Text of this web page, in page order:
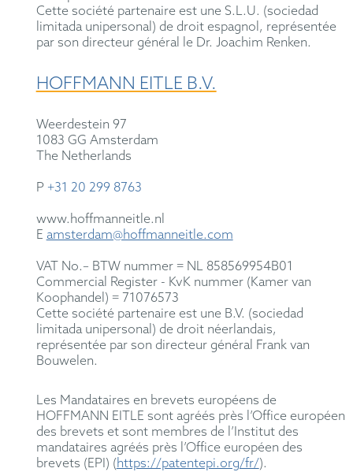
Cette société partenaire est une S.L.U. (sociedad
limitada unipersonal) de droit espagnol, représentée
par son directeur général le Dr. Joachim Renken.
HOFFMANN EITLE B.V.
Weerdestein 97
1083 GG Amsterdam
The Netherlands
P +31 20 299 8763
www.hoffmanneitle.nl
E amsterdam@hoffmanneitle.com
VAT No.– BTW nummer = NL 858569954B01
Commercial Register - KvK nummer (Kamer van
Koophandel) = 71076573
Cette société partenaire est une B.V. (sociedad
limitada unipersonal) de droit néerlandais,
représentée par son directeur général Frank van
Bouwelen.
Les Mandataires en brevets européens de
HOFFMANN EITLE sont agréés près l’Office européen
des brevets et sont membres de l’Institut des
mandataires agréés près l’Office européen des
brevets (EPI) (https://patentepi.org/fr/).